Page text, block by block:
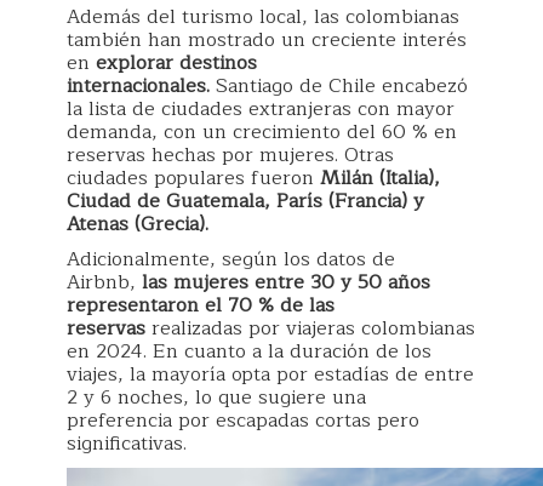
Además del turismo local, las colombianas
también han mostrado un creciente interés
en explorar destinos
internacionales.Santiago de Chile encabezó
la lista de ciudades extranjeras con mayor
demanda, con un crecimiento del 60 % en
reservas hechas por mujeres. Otras
ciudades populares fueron Milán (Italia),
Ciudad de Guatemala, París (Francia) y
Atenas (Grecia).
Adicionalmente, según los datos de
Airbnb, las mujeres entre 30 y 50 años
representaron el 70 % de las
reservasrealizadas por viajeras colombianas
en 2024. En cuanto a la duración de los
viajes, la mayoría opta por estadías de entre
2 y 6 noches, lo que sugiere una
preferencia por escapadas cortas pero
significativas.